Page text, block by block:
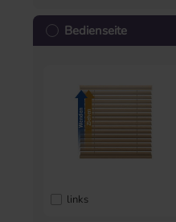
Bedienseite
links